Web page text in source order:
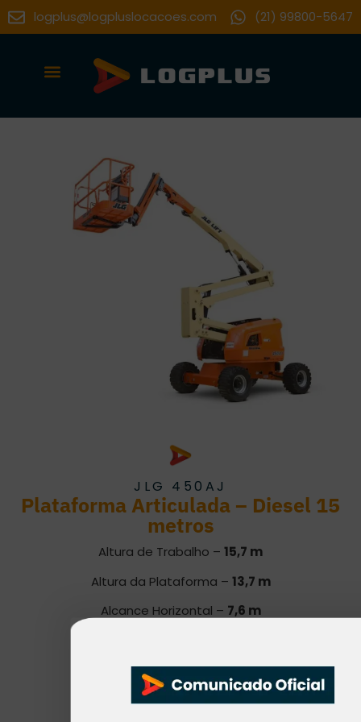
logplus@logpluslocacoes.com (21) 99800-5647
JLG 450AJ
Plataforma Articulada – Diesel 15
metros
Altura de Trabalho – 15,7 m
Altura da Plataforma – 13,7 m
Alcance Horizontal – 7,6 m
Número de Ocupantes –2 pessoas
Largura Total